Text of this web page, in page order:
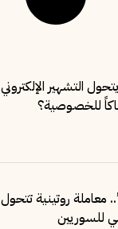
التشهير الإلكتروني
للخصوصية؟
معاملة روتينية تتحول
للسوريين